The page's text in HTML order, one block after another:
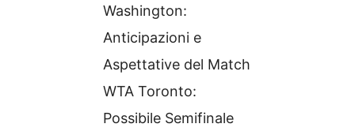
Washington:
Anticipazioni e
Aspettative del Match
WTA Toronto:
Possibile Semifinale